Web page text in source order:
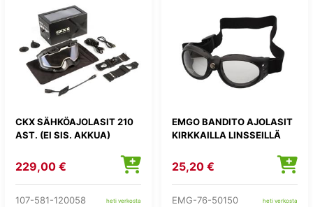
CKX SÄHKÖAJOLASIT 210
AST. (EI SIS. AKKUA)
229,00 €
107-581-120058 heti verkosta
EMGO BANDITO AJOLASIT
KIRKKAILLA LINSSEILLÄ
25,20 €
EMG-76-50150 heti verkosta